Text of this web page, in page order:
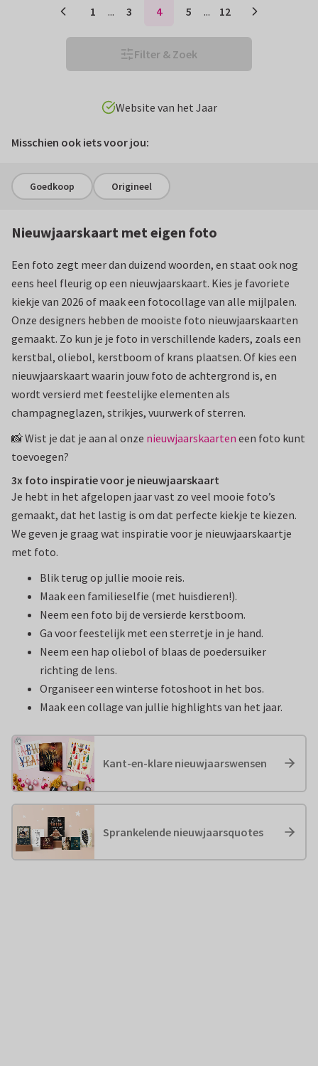
1 ... 3 4 5 ... 12
Filter & Zoek
Volledig te personaliseren
Misschien ook iets voor jou:
Goedkoop Origineel
Nieuwjaarskaart met eigen foto
Een foto zegt meer dan duizend woorden, en staat ook nog
eens heel fleurig op een nieuwjaarskaart. Kies je favoriete
kiekje van 2026 of maak een fotocollage van alle mijlpalen.
Onze designers hebben de mooiste foto nieuwjaarskaarten
gemaakt. Zo kun je je foto in verschillende kaders, zoals een
kerstbal, oliebol, kerstboom of krans plaatsen. Of kies een
nieuwjaarskaart waarin jouw foto de achtergrond is, en
wordt versierd met feestelijke elementen als
champagneglazen, strikjes, vuurwerk of sterren.
📸 Wist je dat je aan al onze nieuwjaarskaarten een foto kunt
toevoegen?
3x foto inspiratie voor je nieuwjaarskaart
Je hebt in het afgelopen jaar vast zo veel mooie foto’s
gemaakt, dat het lastig is om dat perfecte kiekje te kiezen.
We geven je graag wat inspiratie voor je nieuwjaarskaartje
met foto.
Blik terug op jullie mooie reis.
Maak een familieselfie (met huisdieren!).
Neem een foto bij de versierde kerstboom.
Ga voor feestelijk met een sterretje in je hand.
Neem een hap oliebol of blaas de poedersuiker
richting de lens.
Organiseer een winterse fotoshoot in het bos.
Maak een collage van jullie highlights van het jaar.
Kant-en-klare nieuwjaarswensen
Sprankelende nieuwjaarsquotes